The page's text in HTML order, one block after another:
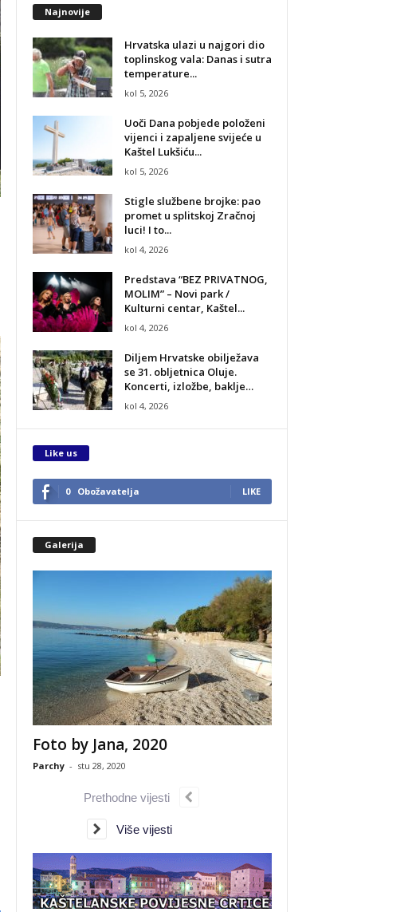
Najnovije
Hrvatska ulazi u najgori dio
toplinskog vala: Danas i sutra
temperature...
kol 5, 2026
Uoči Dana pobjede položeni
vijenci i zapaljene svijeće u
Kaštel Lukšiću...
kol 5, 2026
Stigle službene brojke: pao
promet u splitskoj Zračnoj
luci! I to...
kol 4, 2026
Predstava “BEZ PRIVATNOG,
MOLIM” – Novi park /
Kulturni centar, Kaštel...
kol 4, 2026
Diljem Hrvatske obilježava
se 31. obljetnica Oluje.
Koncerti, izložbe, baklje…
kol 4, 2026
Like us
0 Obožavatelja LIKE
Galerija
Foto by Jana, 2020
Parchy - stu 28, 2020
Prethodne vijesti
Više vijesti